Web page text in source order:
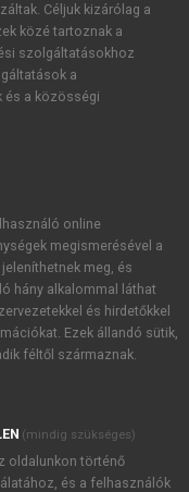
akcióiról.
újdonságairól,
tudomásul
a szotar.netés a
Céljuk kizárólag a
közé tartoznak a
szolgáltatásokhoz
a
és a közösségi
online
megismerésével a
meg, és
hány alkalommal láthat
és hirdetőkkel
Ezek állandó sütik,
féltől származnak.
(mindig szükséges)
oldalunkon történő
és a felhasználók